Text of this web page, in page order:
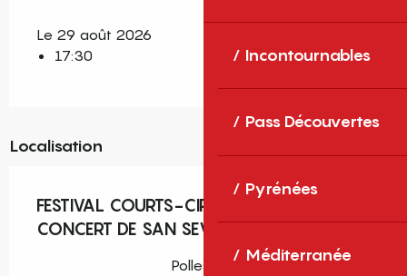
Incontournables
Pass Découvertes
Pyrénées
Méditerranée
Le 29 août 2026
17:30
Localisation
FESTIVAL COURTS-CIRCUIT 66 ET
CONCERT DE SAN SEVERINO
Pollestres